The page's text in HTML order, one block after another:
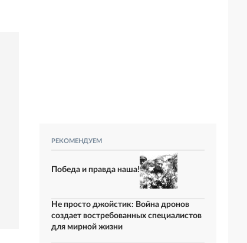
РЕКОМЕНДУЕМ
Победа и правда наша!
Не просто джойстик: Война дронов
создает востребованных специалистов
для мирной жизни